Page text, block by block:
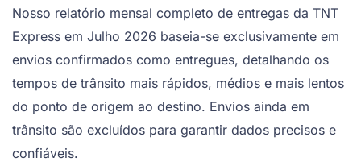
Nosso relatório mensal completo de entregas da TNT
Express em Julho 2026 baseia-se exclusivamente em
envios confirmados como entregues, detalhando os
tempos de trânsito mais rápidos, médios e mais lentos
do ponto de origem ao destino. Envios ainda em
trânsito são excluídos para garantir dados precisos e
confiáveis.